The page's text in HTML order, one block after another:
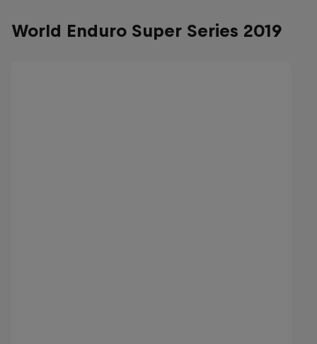
World Enduro Super Series 2019